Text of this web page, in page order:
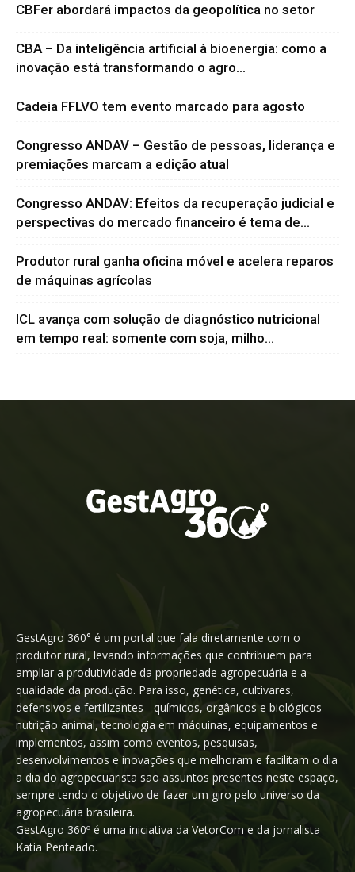
CBFer abordará impactos da geopolítica no setor
CBA – Da inteligência artificial à bioenergia: como a
inovação está transformando o agro...
Cadeia FFLVO tem evento marcado para agosto
Congresso ANDAV – Gestão de pessoas, liderança e
premiações marcam a edição atual
Congresso ANDAV: Efeitos da recuperação judicial e
perspectivas do mercado financeiro é tema de...
Produtor rural ganha oficina móvel e acelera reparos
de máquinas agrícolas
ICL avança com solução de diagnóstico nutricional
em tempo real: somente com soja, milho...
GestAgro 360° é um portal que fala diretamente com o
produtor rural, levando informações que contribuem para
ampliar a produtividade da propriedade agropecuária e a
qualidade da produção. Para isso, genética, cultivares,
defensivos e fertilizantes - químicos, orgânicos e biológicos -
nutrição animal, tecnologia em máquinas, equipamentos e
implementos, assim como eventos, pesquisas,
desenvolvimentos e inovações que melhoram e facilitam o dia
a dia do agropecuarista são assuntos presentes neste espaço,
sempre tendo o objetivo de fazer um giro pelo universo da
agropecuária brasileira.
GestAgro 360º é uma iniciativa da VetorCom e da jornalista
Katia Penteado.